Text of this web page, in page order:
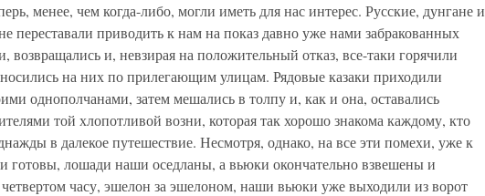
менее, чем когда-либо, могли иметь для нас интерес. Русские, дунгане и
переставали приводить к нам на показ давно уже нами забракованных
возвращались и, невзирая на положительный отказ, все-таки горячили
на них по прилегающим улицам. Рядовые казаки приходили
однополчанами, затем мешались в толпу и, как и она, оставались
той хлопотливой возни, которая так хорошо знакома каждому, кто
в далекое путешествие. Несмотря, однако, на все эти помехи, уже к
лошади наши оседланы, а вьюки окончательно взвешены и
часу, эшелон за эшелоном, наши вьюки уже выходили из ворот